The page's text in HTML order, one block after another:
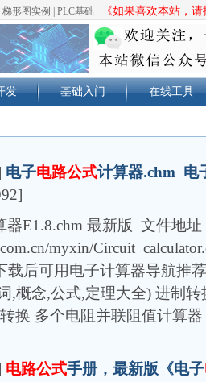
梯形图实例 PLC基础 《如果喜欢本站，
发 基础入门 在线工具
电子电路公式计算器.chm 电
器E1.8.chm 最新版 文件地址
myxin/
载后可用电子计算器导航推
,概念,公式,定理大全) 进制
换 多个电阻并联阻值计算
电路公式手册，最新版《电子